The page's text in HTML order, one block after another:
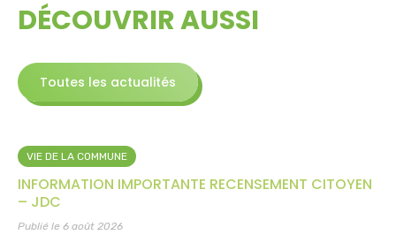
DÉCOUVRIR AUSSI
Toutes les actualités
VIE DE LA COMMUNE
INFORMATION IMPORTANTE RECENSEMENT CITOYEN
– JDC
Publié le 6 août 2026